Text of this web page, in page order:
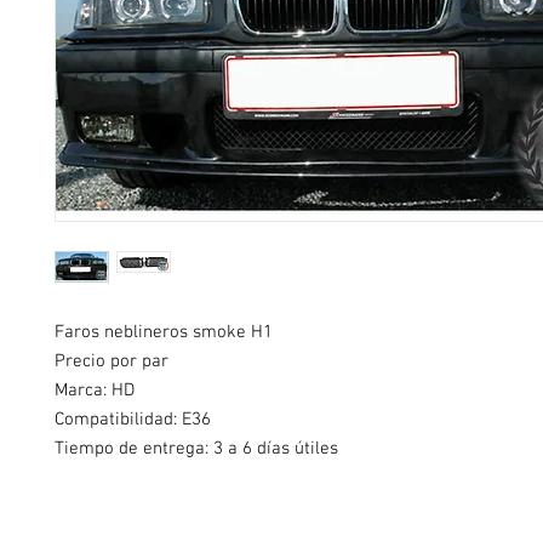
Faros neblineros smoke H1
Precio por par
Marca: HD
Compatibilidad: E36
Tiempo de entrega: 3 a 6 días útiles